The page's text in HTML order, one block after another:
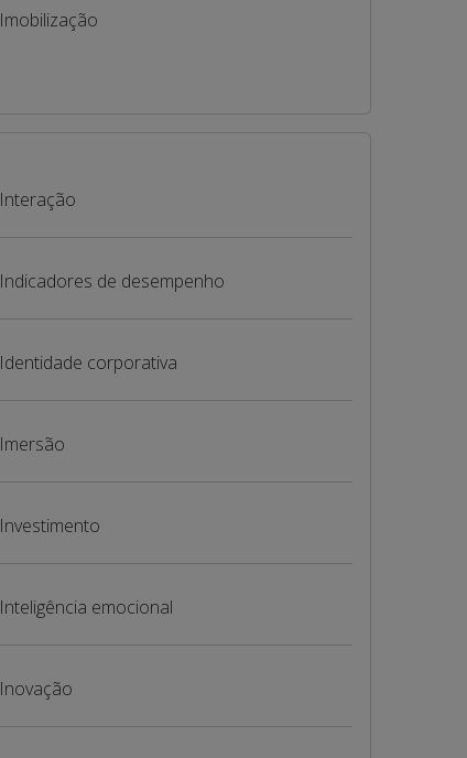
Imobilização
Interação
Indicadores de desempenho
Identidade corporativa
Imersão
Investimento
Inteligência emocional
Inovação